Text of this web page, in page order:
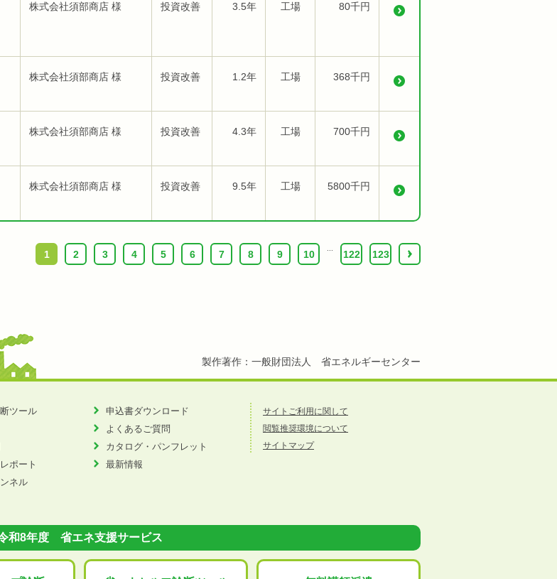
株式会社須部商店 様 投資改善 3.5年 工場 80千円
株式会社須部商店 様 投資改善 1.2年 工場 368千円
株式会社須部商店 様 投資改善 4.3年 工場 700千円
株式会社須部商店 様 投資改善 9.5年 工場 5800千円
1 2 3 4 5 6 7 8 9 10 122 123 ›
製作著作：一般財団法人 省エネルギーセンター
ツール
ポート
ネル
申込書ダウンロード
よくあるご質問
カタログ・パンフレット
最新情報
サイトご利用に関して
閲覧推奨環境について
サイトマップ
和8年度 省エネ支援サービス